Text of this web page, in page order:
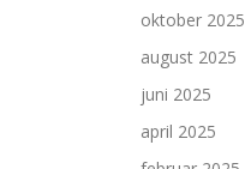
oktober 2025
august 2025
juni 2025
april 2025